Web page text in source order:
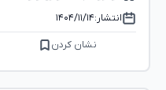
انتشار:۱۴۰۴/۱۱/۱۴
نشان کردن